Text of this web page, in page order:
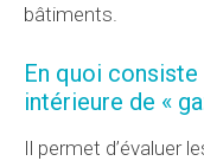
bâtiments.
En quoi consiste
intérieure de «
Il permet d’évaluer